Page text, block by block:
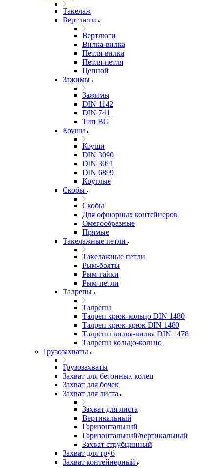
Такелаж
Вертлюги
Вертлюги
Вилка-вилка
Петля-вилка
Петля-петля
Цепной
Зажимы
Зажимы
DIN 1142
DIN 741
Тип BG
Коуши
Коуши
DIN 3090
DIN 3091
DIN 6899
Круглые
Скобы
Скобы
Для офшорных контейнеров
Омегообразные
Прямые
Такелажные петли
Такелажные петли
Рым-болты
Рым-гайки
Рым-петли
Талрепы
Талрепы
Талреп крюк-кольцо DIN 1480
Талреп крюк-крюк DIN 1480
Талрепы вилка-вилка DIN 1478
Талрепы кольцо-кольцо
Грузозахваты
Грузозахваты
Захват для бетонных колец
Захват для бочек
Захват для листа
Захват для листа
Вертикальный
Горизонтальный
Горизонтальный/вертикальный
Захват струбцинный
Захват для труб
Захват контейнерный